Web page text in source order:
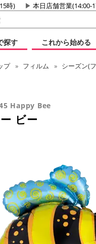
時) 本日店舗営業(14:00-
探す
これから始める
プ フィルム シーズン(
Happy Bee
ビー